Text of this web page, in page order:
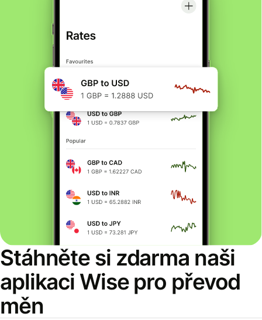
Stáhněte si zdarma naši
aplikaci Wise pro převod
měn